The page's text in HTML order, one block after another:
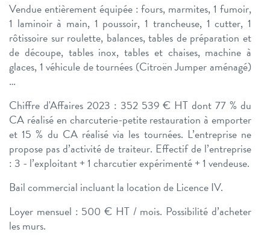
Vendue entièrement équipée : fours, marmites, 1 fumoir,
1 laminoir à main, 1 poussoir, 1 trancheuse, 1 cutter, 1
rôtissoire sur roulette, balances, tables de préparation et
de découpe, tables inox, tables et chaises, machine à
glaces, 1 véhicule de tournées (Citroën Jumper aménagé)
…
Chiffre d'Affaires 2023 : 352 539 € HT dont 77 % du
CA réalisé en charcuterie-petite restauration à emporter
et 15 % du CA réalisé via les tournées. L’entreprise ne
propose pas d’activité de traiteur. Effectif de l’entreprise
: 3 - l’exploitant + 1 charcutier expérimenté + 1 vendeuse.
Bail commercial incluant la location de Licence IV.
Loyer mensuel : 500 € HT / mois. Possibilité d’acheter
les murs.